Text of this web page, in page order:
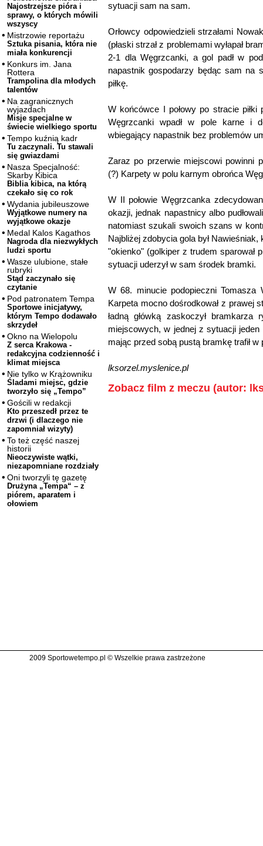
Najostrzejsze pióra i
sprawy, o których mówili
wszyscy
Mistrzowie reportażu
Sztuka pisania, która nie
miała konkurencji
Konkurs im. Jana
Rottera
Trampolina dla młodych
talentów
Na zagranicznych
wyjazdach
Misje specjalne w
świecie wielkiego sportu
Tempo kuźnią kadr
Tu zaczynali. Tu stawali
się gwiazdami
Nasza Specjalność:
Skarby Kibica
Biblia kibica, na którą
czekało się co rok
Wydania jubileuszowe
Wyjątkowe numery na
wyjątkowe okazje
Medal Kalos Kagathos
Nagroda dla niezwykłych
ludzi sportu
Wasze ulubione, stałe
rubryki
Stąd zaczynało się
czytanie
Pod patronatem Tempa
Sportowe inicjatywy,
którym Tempo dodawało
skrzydeł
Okno na Wielopolu
Z serca Krakowa -
redakcyjna codzienność i
klimat miejsca
Nie tylko w Krążowniku
Śladami miejsc, gdzie
tworzyło się „Tempo”
Gościli w redakcji
Kto przeszedł przez te
drzwi (i dlaczego nie
zapomniał wizyty)
To też część naszej
historii
Nieoczywiste wątki,
niezapomniane rozdziały
Oni tworzyli tę gazetę
Drużyna „Tempa“ – z
piórem, aparatem i
ołowiem
sytuacji sam na sam.
Orłowcy odpowiedzieli strzałami
(płaski strzał z problemami wyłapał
2-1 dla Węgrzcanki, a gol padł w
napastnik gospodarzy będąc sam na
piłkę.
W końcówce I połowy po stracie
Węgrzcanki wpadł w pole karne i
wbiegający napastnik bez problemów
Zaraz po przerwie miejscowi powinni
(?) Karpety w polu karnym obrońca
W II połowie Węgrzcanka
okazji, jednak napastnicy albo
natomiast szukali swoich szans w
Najbliżej zdobycia gola był
"okienko" (golkiper z trudem sparował
sytuacji uderzył w sam środek bramki.
W 68. minucie podopieczni
Karpeta mocno dośrodkował z prawej
ładną główką zaskoczył bramkarza
miejscowych, w jednej z sytuacji jeden
mając przed sobą pustą bramkę trafił w
lksorzel.myslenice.pl
Zobacz film z meczu (autor:
2009 Sportowetempo.pl © Wszelkie prawa zastrzeżone